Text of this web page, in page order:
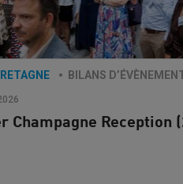
BILANS
Champagne Reception